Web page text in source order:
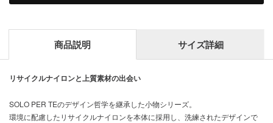
商品説明 サイズ詳細
リサイクルナイロンと上質素材の出会い
SOLO PER TEのデザイン哲学を継承した小物シリーズ。
環境に配慮したリサイクルナイロンを本体に採用し、洗練されたデザインで